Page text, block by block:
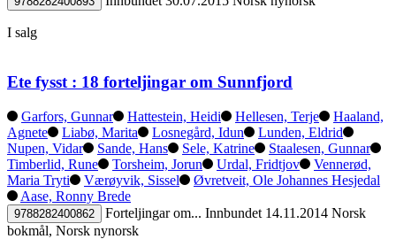
I salg
Ete fysst : 18 forteljingar om Sunnfjord
Garfors, Gunnar Hattestein, Heidi Hellesen, Terje
Haaland,
Agnete
Liabø, Marita Losnegård, Idun
Lunden, Eldrid
Nupen, Vidar
Sande, Hans Sele, Katrine
Staalesen, Gunnar
Timberlid, Rune
Torsheim, Jorun Urdal, Fridtjov
Vennerød,
Maria Tryti
Værøyvik, Sissel
Øvretveit, Ole Johannes Hesjedal
Aase, Ronny Brede
9788282400862 Forteljingar om... Innbundet 14.11.2014 Norsk
bokmål, Norsk nynorsk